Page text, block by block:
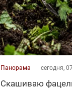
Панорама сегодня,
Скашиваю